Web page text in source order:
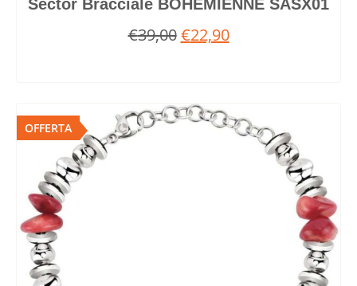
Sector Bracciale BOHEMIENNE SASX01
€39,00 €22,90
OFFERTA